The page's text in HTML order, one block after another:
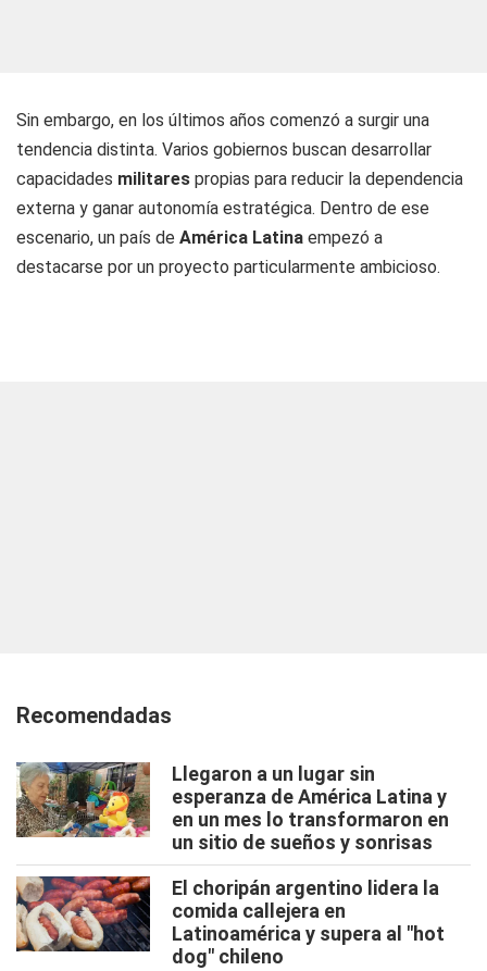
Sin embargo, en los últimos años comenzó a surgir una
tendencia distinta. Varios gobiernos buscan desarrollar
capacidades militares propias para reducir la dependencia
externa y ganar autonomía estratégica. Dentro de ese
escenario, un país de América Latina empezó a
destacarse por un proyecto particularmente ambicioso.
Recomendadas
Llegaron a un lugar sin
esperanza de América Latina y
en un mes lo transformaron en
un sitio de sueños y sonrisas
El choripán argentino lidera la
comida callejera en
Latinoamérica y supera al "hot
dog" chileno